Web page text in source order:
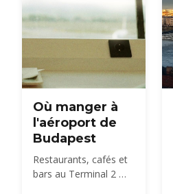
Où manger à
l'aéroport de
Budapest
Restaurants, cafés et
bars au Terminal 2 —